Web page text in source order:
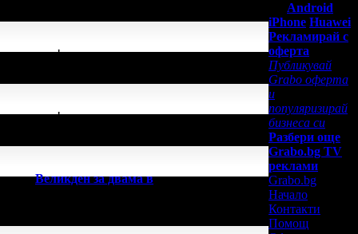
екип!
екип!
заВеликден за двама в
Android
iPhone Huawei
Рекламирай с
оферта
Публикувай
Grabo оферта
и
популяризирай
бизнеса си
Разбери още
Grabo.bg TV
реклами
Grabo.bg
Начало
Контакти
Помощ